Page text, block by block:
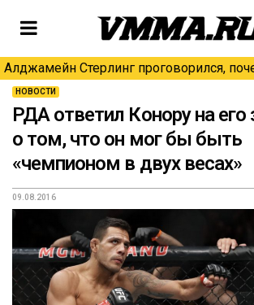
Алджамейн Стерлинг проговорился,
НОВОСТИ
РДА ответил Конору на его
о том, что он мог бы быть
«чемпионом в двух весах»
09.08.2016